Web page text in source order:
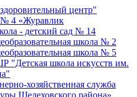
центр"
№ 4 «Журавлик
- детский сад № 14
школа № 2
школа № 5
школа искусств им.
хозяйственная служба
Шелеховского района»